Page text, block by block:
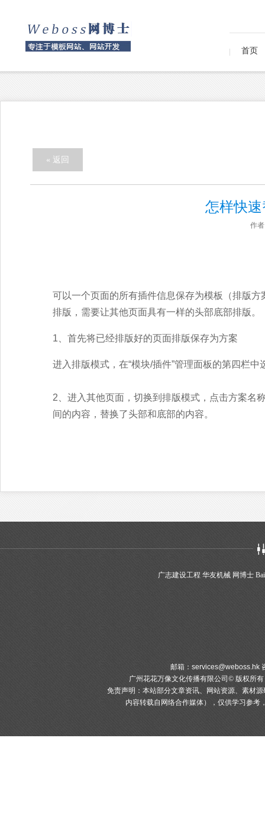
首页
« 返回
怎样快
作
可以一个页面的所有插件信息保存为模板（排版
排版，需要让其他页面具有一样的头部底部排版。
1、首先将已经排版好的页面排版保存为方案
进入排版模式，在“模块/插件”管理面板的第四栏
2、进入其他页面，切换到排版模式，点击方案名
间的内容，替换了头部和底部的内容。
广志建设工程 华友机械 网博士
邮箱： services@weboss.hk
广州花花万像文化传播有限公司© 版权所有
免责声明：本站部分文章资讯、网站资源、素材
内容转载自网络合作媒体），仅供学习参